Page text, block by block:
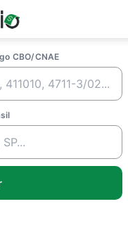
CBO/CNAE